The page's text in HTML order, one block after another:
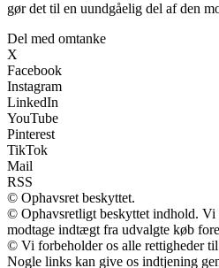
gør det til en uundgåelig del af den
Del med omtanke
X
Facebook
Instagram
LinkedIn
YouTube
Pinterest
TikTok
Mail
RSS
© Ophavsret beskyttet.
© Ophavsretligt beskyttet indhold. Vi
modtage indtægt fra udvalgte køb
© Vi forbeholder os alle rettigheder til
Nogle links kan give os indtjening